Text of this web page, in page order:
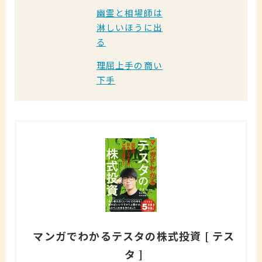
幽霊と相場師は
淋しいほうに出
る
理屈上手の商い
下手
マンガでわかるテスタの株式投資 [ テス
タ ]